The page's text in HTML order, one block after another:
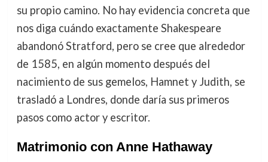
su propio camino. No hay evidencia concreta que
nos diga cuándo exactamente Shakespeare
abandonó Stratford, pero se cree que alrededor
de 1585, en algún momento después del
nacimiento de sus gemelos, Hamnet y Judith, se
trasladó a Londres, donde daría sus primeros
pasos como actor y escritor.
Matrimonio con Anne Hathaway